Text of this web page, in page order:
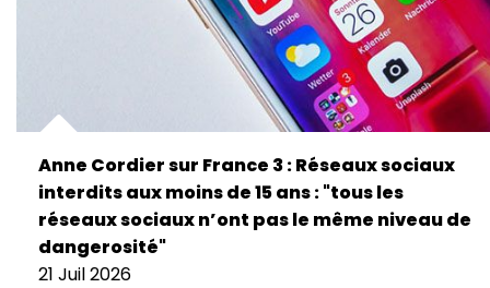
Anne Cordier sur France 3 : Réseaux sociaux
interdits aux moins de 15 ans : "tous les
réseaux sociaux n’ont pas le même niveau de
dangerosité"
21 Juil 2026